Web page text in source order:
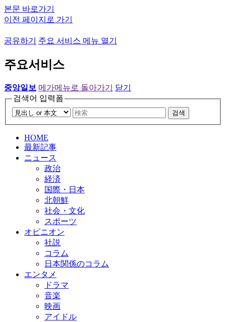
본문 바로가기
이전 페이지로 가기
공유하기 주요 서비스 메뉴 열기
주요서비스
중앙일보 메가메뉴로 돌아가기
닫기
검색어 입력폼
검색
HOME
最新記事
ニュース
政治
経済
国際・日本
北朝鮮
社会・文化
スポーツ
オピニオン
社説
コラム
日本関係のコラム
エンタメ
ドラマ
音楽
映画
アイドル